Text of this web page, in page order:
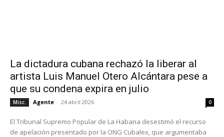
La dictadura cubana rechazó la liberar al
artista Luis Manuel Otero Alcántara pese a
que su condena expira en julio
Misc. Agente - 24 abril 2026 0
El Tribunal Supremo Popular de La Habana desestimó el recurso
de apelación presentado por la ONG Cubalex, que argumentaba